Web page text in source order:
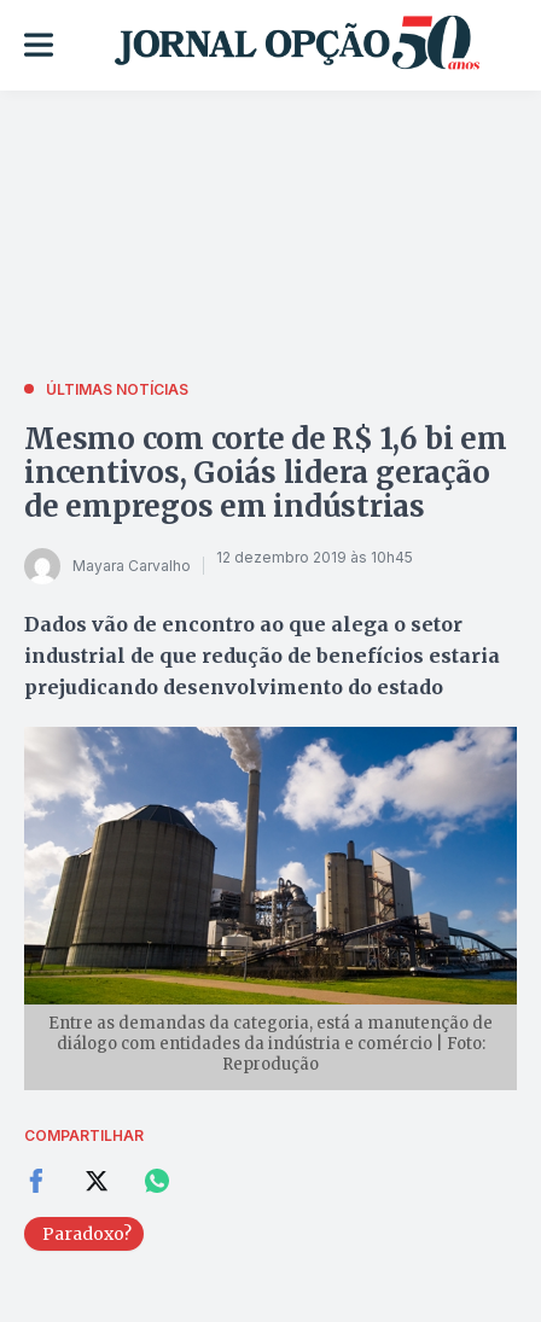
ÚLTIMAS NOTÍCIAS
Mesmo com corte de R$ 1,6 bi em
incentivos, Goiás lidera geração
de empregos em indústrias
Mayara Carvalho 12 dezembro 2019 às 10h45
Dados vão de encontro ao que alega o setor
industrial de que redução de benefícios estaria
prejudicando desenvolvimento do estado
Entre as demandas da categoria, está a manutenção de
diálogo com entidades da indústria e comércio | Foto:
Reprodução
COMPARTILHAR
Paradoxo?